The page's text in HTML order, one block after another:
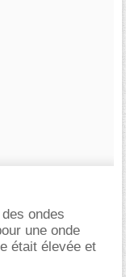
ondes
une onde
était élevée et